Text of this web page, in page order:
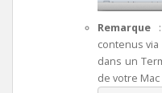
Remarque
contenus via
dans un
de votre Mac